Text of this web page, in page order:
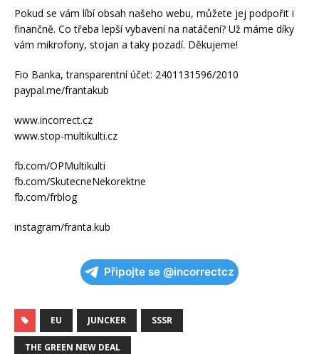
Pokud se vám líbí obsah našeho webu, můžete jej podpořit i
finančně. Co třeba lepší vybavení na natáčení? Už máme díky
vám mikrofony, stojan a taky pozadí. Děkujeme!
Fio Banka, transparentní účet: 2401131596/2010
paypal.me/frantakub
www.incorrect.cz
www.stop-multikulti.cz
fb.com/OPMultikulti
fb.com/SkutecneNekorektne
fb.com/frblog
instagram/franta.kub
Připojte se @incorrectcz
EU JUNCKER SSSR
THE GREEN NEW DEAL